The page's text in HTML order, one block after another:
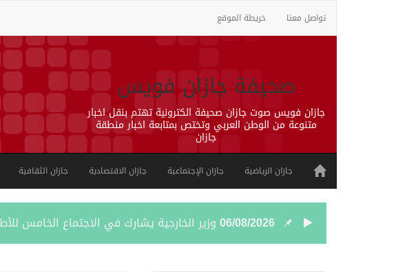
تواصل معنا خريطة الموقع
صحيفة جازان فويس
جازان فويس صوت جازان صحيفة الكترونية تهتم بنقل اخبار
متنوعة من الوطن العربي وتختص بمتابعة اخبار منطقة
جازان
جازان الرياضية جازان الإجتماعية جازان الاقتصادية جازان الثقافية
06/08/2026 وزير الخارجية يشارك في الاجتماع الخامس